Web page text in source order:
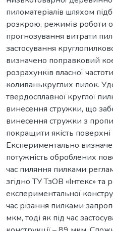
пиломатеріалів шляхом
розкрою, режимів роботи
прогнозування витрати
застосування
визначено поправковий
розрахунків власної
коливанькруглих пилок.
твердосплавної круглої
винесення стружки, що
винесення стружки з
покращити якість поверхні
Експериментально
потужність оброблених
час пиляння пилками
згідно ТУ ТзОВ «Інтекс» та
експериментальної
час різання пилками
мкм, тоді як під час